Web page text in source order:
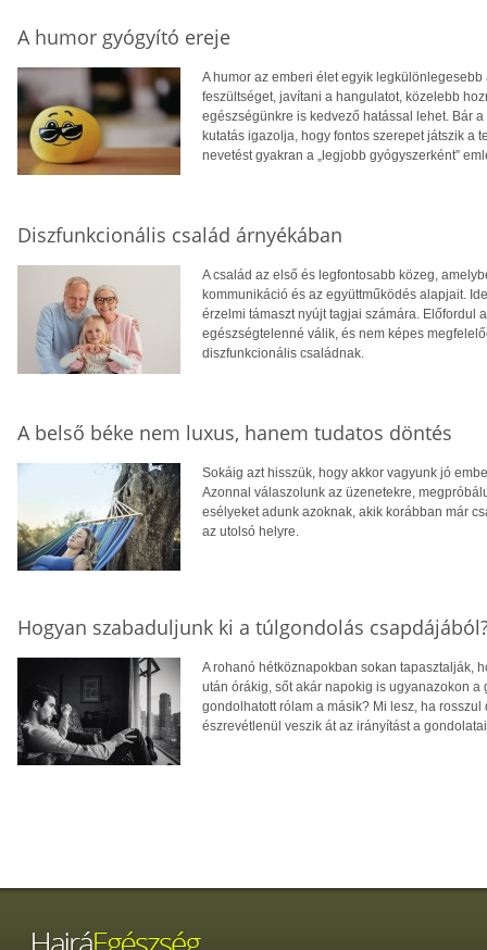
A humor gyógyító ereje
A humor az emberi élet egyik
feszültséget, javítani a hangulatot, közelebb
egészségünkre is kedvező hatással lehet. Bár
kutatás igazolja, hogy fontos szerepet játszik a
nevetést gyakran a „legjobb gyógyszerként”
Diszfunkcionális család árnyékában
A család az első és legfontosabb közeg,
kommunikáció és az együttműködés alapjait.
érzelmi támaszt nyújt tagjai számára. Előfordul
egészségtelenné válik, és nem képes
diszfunkcionális családnak.
A belső béke nem luxus, hanem tudatos döntés
Sokáig azt hisszük, hogy akkor vagyunk jó
Azonnal válaszolunk az üzenetekre,
esélyeket adunk azoknak, akik korábban már
az utolsó helyre.
Hogyan szabaduljunk ki a túlgondolás
A rohanó hétköznapokban sokan tapasztalják,
után órákig, sőt akár napokig is ugyanazokon
gondolhatott rólam a másik? Mi lesz, ha
észrevétlenül veszik át az irányítást a